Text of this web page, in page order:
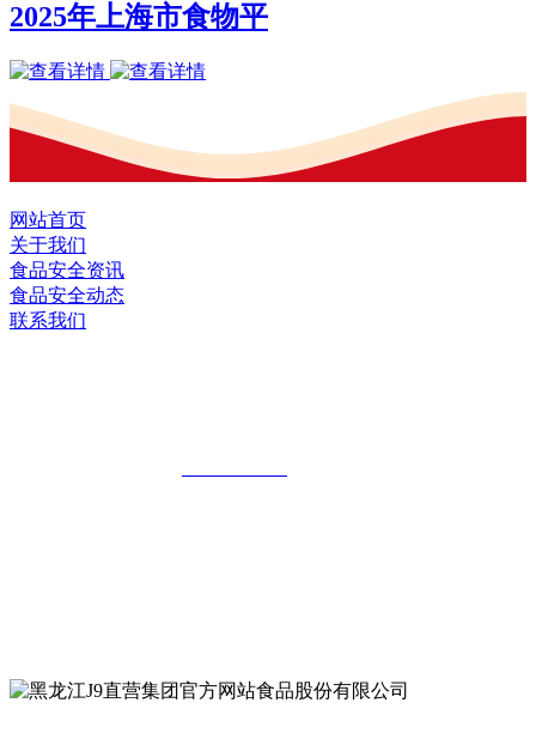
2025年上海市食物平
网站首页
关于我们
食品安全资讯
食品安全动态
联系我们